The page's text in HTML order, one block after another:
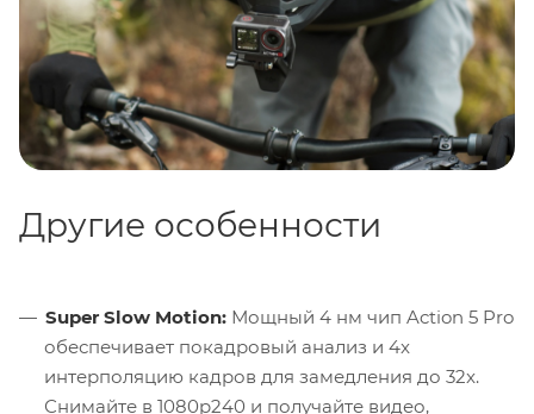
RockSteady 3.0эффективно уменьшает дрожание,
сохраняя динамическое воздействие движения,
обеспечивая более захватывающую картинку от
первого лица и поддерживая запись видео до
4K120.
Другие особенности
Super Slow Motion: Мощный 4 нм чип Action 5 Pro
обеспечивает покадровый анализ и 4x
интерполяцию кадров для замедления до 32x.
Снимайте в 1080p240 и получайте видео,